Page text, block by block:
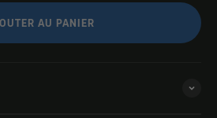
AU PANIER